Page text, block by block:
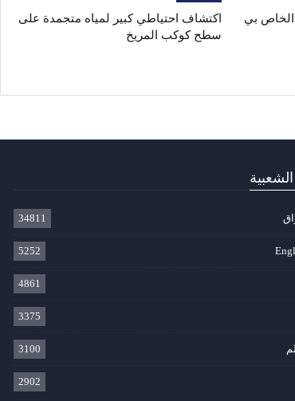
الخاص بي
اكتشاف احتياطي كبير لمياه متجمدة على
سطح كوكب المريخ
الشعبية
34811
5252
4861
3375
3100
2902